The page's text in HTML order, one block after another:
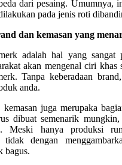
dari pesaing. Umumnya,
pada jenis roti
dan kemasan yang
adalah hal yang sangat
akan mengenal ciri khas
Tanpa keberadaan
anda.
kemasan juga merupaka
dibuat semenarik
Meski hanya produksi
tidak dengan
bagus.